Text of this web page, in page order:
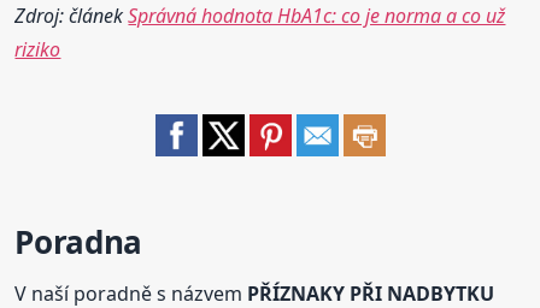
Zdroj: článekSprávná hodnota HbA1c: co je norma a co už
riziko
Poradna
V naší poradně s názvem PŘÍZNAKY PŘI NADBYTKU